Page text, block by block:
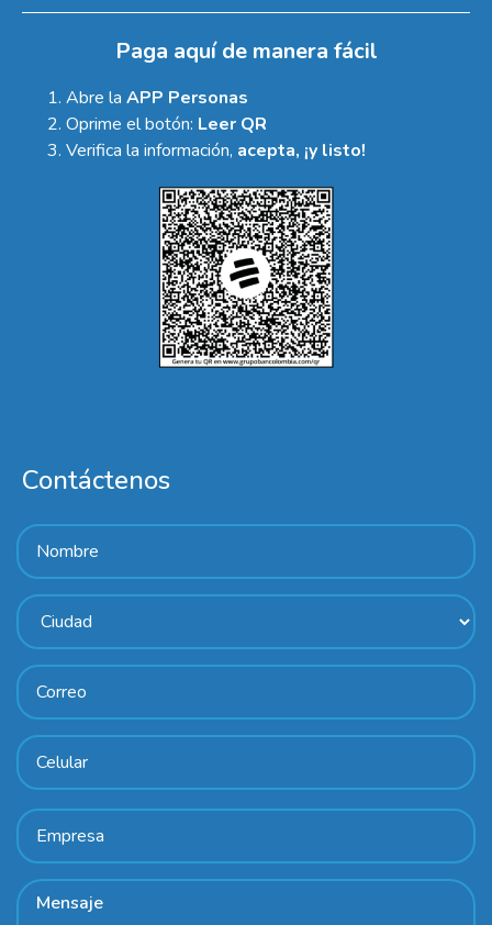
Paga aquí de manera fácil
Abre la APP Personas
Oprime el botón: Leer QR
Verifica la información, acepta, ¡y listo!
Contáctenos